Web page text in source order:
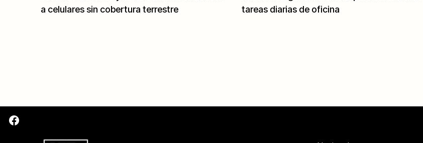
a celulares sin cobertura terrestre
tareas diarias de oficina